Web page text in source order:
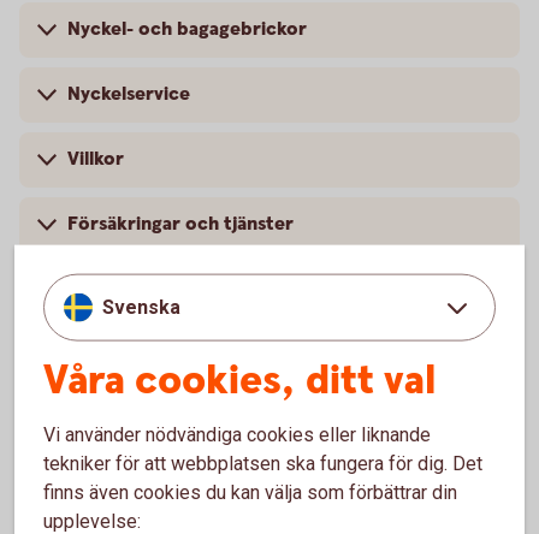
Nyckel- och bagagebrickor
Nyckelservice
Villkor
Försäkringar och tjänster
Kontakt Mastercard Guld
Frågor om försäkring? Tappat kortet? Ett nummer för
alla frågor gällande Mastercard Guld. Spärrservice
Svenska
Våra cookies, ditt val
Vi använder nödvändiga cookies eller liknande
tekniker för att webbplatsen ska fungera för dig. Det
finns även cookies du kan välja som förbättrar din
upplevelse: